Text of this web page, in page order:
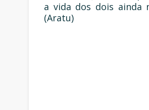
a vida dos dois ainda
(Aratu)